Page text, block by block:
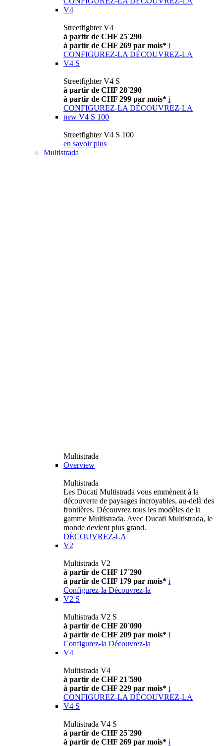
V4
Streetfighter V4
à partir de CHF 25´290
à partir de CHF 269 par mois* i
CONFIGUREZ-LA DÉCOUVREZ-LA
V4 S
Streetfighter V4 S
à partir de CHF 28´290
à partir de CHF 299 par mois* i
CONFIGUREZ-LA DÉCOUVREZ-LA
new V4 S 100
Streetfighter V4 S 100
en savoir plus
Multistrada
Multistrada
Overview
Multistrada
Les Ducati Multistrada vous emmènent à la
découverte de paysages incroyables, au-delà des
frontières. Découvrez tous les modèles de la
gamme Multistrada. Avec Ducati Multistrada, le
monde devient plus grand.
DÉCOUVREZ-LA
V2
Multistrada V2
à partir de CHF 17´290
à partir de CHF 179 par mois* i
Configurez-la Découvrez-la
V2 S
Multistrada V2 S
à partir de CHF 20´090
à partir de CHF 209 par mois* i
Configurez-la Découvrez-la
V4
Multistrada V4
à partir de CHF 21´590
à partir de CHF 229 par mois* i
CONFIGUREZ-LA DÉCOUVREZ-LA
V4 S
Multistrada V4 S
à partir de CHF 25´290
à partir de CHF 269 par mois* i